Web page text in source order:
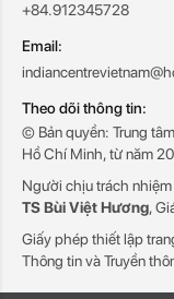
+84.912345728
Email:
Theo dõi thông tin:
© Bản quyền: Trung
Hồ Chí Minh, từ năm
Người chịu trách nhiệm
TS Bùi Việt Hương,
Giấy phép thiết lập
Thông tin và Truyền